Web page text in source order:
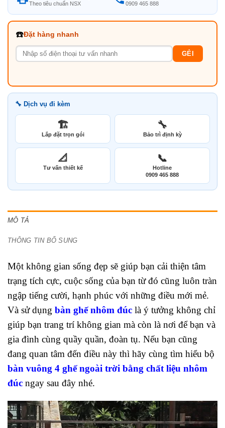
Theo tiêu chuẩn NSX 0909 465 888
☎️Đặt hàng nhanh
GẺI
🔧 Dịch vụ đi kèm
🏗️
Lắp đặt trọn gói
🔧
Bảo trì định kỳ
📐
Tư vấn thiết kế
📞
Hotline
0909 465 888
MÔ TẢ
THÔNG TIN BỔ SUNG
Một không gian sống đẹp sẽ giúp bạn cải thiện tâm
trạng tích cực, cuộc sống của bạn từ đó cũng luôn tràn
ngập tiếng cười, hạnh phúc với những điều mới mẻ.
Và sử dụng bàn ghế nhôm đúc là ý tưởng không chỉ
giúp bạn trang trí không gian mà còn là nơi để bạn và
gia đình cùng quầy quần, đoàn tụ. Nếu bạn cũng
đang quan tâm đến điều này thì hãy cùng tìm hiểu bộ
bàn vuông 4 ghế ngoài trời bằng chất liệu nhôm
đúc ngay sau đây nhé.